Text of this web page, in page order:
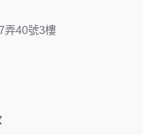
弄40號3樓